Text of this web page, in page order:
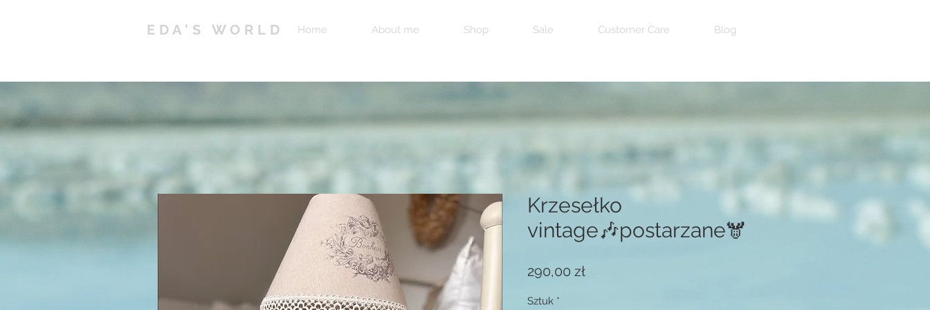
Home About me Shop Sale Customer Care Blog
EDA'S WORLD
Krzesełko
vintage🎶postarzane🫎
290,00 złCena
Sztuk *